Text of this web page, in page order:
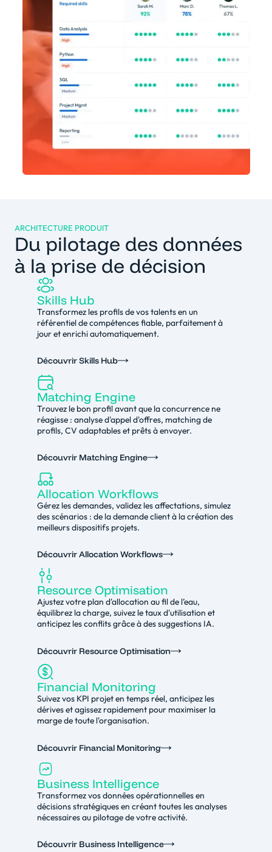
ARCHITECTURE PRODUIT
Du pilotage des données
à la prise de décision
Skills Hub
Transformez les profils de vos talents en un
référentiel de compétences fiable, parfaitement à
jour et enrichi automatiquement.
Découvrir Skills Hub
Matching Engine
Trouvez le bon profil avant que la concurrence ne
réagisse : analyse d'appel d'offres, matching de
profils, CV adaptables et prêts à envoyer.
Découvrir Matching Engine
Allocation Workflows
Gérez les demandes, validez les affectations, simulez
des scénarios : de la demande client à la création des
meilleurs dispositifs projets.
Découvrir Allocation Workflows
Resource Optimisation
Ajustez votre plan d'allocation au fil de l’eau,
équilibrez la charge, suivez le taux d'utilisation et
anticipez les conflits grâce à des suggestions IA.
Découvrir Resource Optimisation
Financial Monitoring
Suivez vos KPI projet en temps réel, anticipez les
dérives et agissez rapidement pour maximiser la
marge de toute l'organisation.
Découvrir Financial Monitoring
Business Intelligence
Transformez vos données opérationnelles en
décisions stratégiques en créant toutes les analyses
nécessaires au pilotage de votre activité.
Découvrir Business Intelligence